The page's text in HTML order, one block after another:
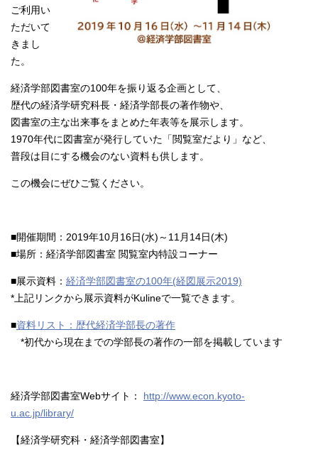
ご利用い
ただいて
きまし
た。
経済学部図書室の100年を振り返る企画として、
歴代の経済学研究科長・経済学部長の著作物や、
図書室の主な出来事をまとめた年表等を展示します。
1970年代に図書室が発行していた「閲覧室だより」など、
普段は目にする機会のない資料も供します。
この機会にぜひご覧ください。
■開催期間：2019年10月16日(水)～11月14日(木)
■場所：経済学部図書室 閲覧室内特設コーナー
■展示資料： 経済学部図書室の100年(経図展示2019)
*上記リンクから展示資料がKulineで一覧できます。
■資料リスト：歴代経済学部長の著作
*初代から現在までの学部長の著作の一部を掲載しています
経済学部図書室Webサイト： http://www.econ.kyoto-
u.ac.jp/library/
【経済学研究科・経済学部図書室】